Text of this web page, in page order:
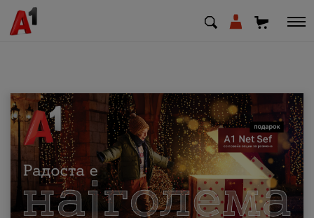
МК EN SQ
Приватни Деловни